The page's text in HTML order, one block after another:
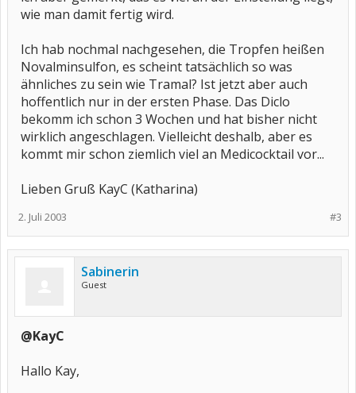
wie man damit fertig wird.
Ich hab nochmal nachgesehen, die Tropfen heißen
Novalminsulfon, es scheint tatsächlich so was
ähnliches zu sein wie Tramal? Ist jetzt aber auch
hoffentlich nur in der ersten Phase. Das Diclo
bekomm ich schon 3 Wochen und hat bisher nicht
wirklich angeschlagen. Vielleicht deshalb, aber es
kommt mir schon ziemlich viel an Medicocktail vor...
Lieben Gruß KayC (Katharina)
#3
2. Juli 2003
Sabinerin
Guest
@KayC
Hallo Kay,